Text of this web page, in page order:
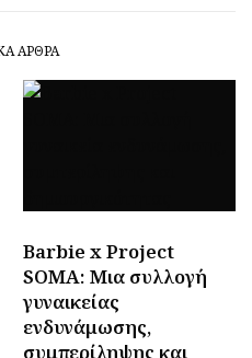
ΆΡΘΡΑ
Barbie x Project
SOMA: Μια συλλογή
γυναικείας
ενδυνάμωσης,
συμπερίληψης και